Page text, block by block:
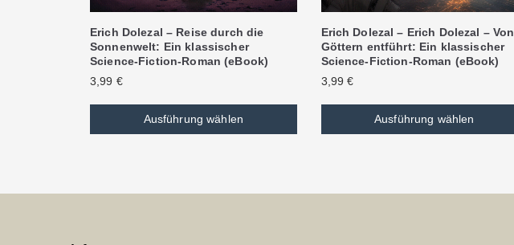
Erich Dolezal – Reise durch die
Sonnenwelt: Ein klassischer
Science-Fiction-Roman (eBook)
3,99 €
Ausführung wählen
Erich Dolezal – Erich Dolezal – Von
Göttern entführt: Ein klassischer
Science-Fiction-Roman (eBook)
3,99€
Ausführung wählen